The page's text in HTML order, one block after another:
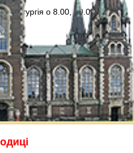
Літургія о 8.00, 10.00, 12.00 і